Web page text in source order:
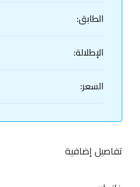
الطابق:
الإطلالة:
السعر:
تفاصيل إضافية